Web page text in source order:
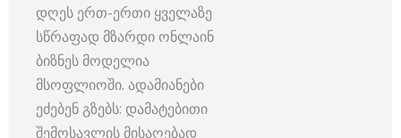
დღეს ერთ-ერთი ყველაზე
სწრაფად მზარდი ონლაინ
ბიზნეს მოდელია
მსოფლიოში. ადამიანები
ეძებენ გზებს: დამატებითი
შემოსავლის მისაღებად